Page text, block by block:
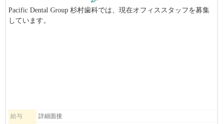
Pacific Dental Group 杉村歯科では、現在オフィススタッフを募集
しています。
給与
詳細面接